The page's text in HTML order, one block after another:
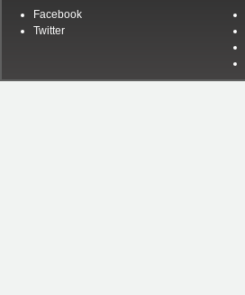
Facebook
Twitter